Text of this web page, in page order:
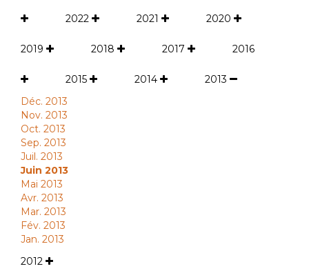
2022 2021 2020
2019 2018 2017 2016
2015 2014
2013
Déc. 2013
Nov. 2013
Oct. 2013
Sep. 2013
Juil. 2013
Juin 2013
Mai 2013
Avr. 2013
Mar. 2013
Fév. 2013
Jan. 2013
2012